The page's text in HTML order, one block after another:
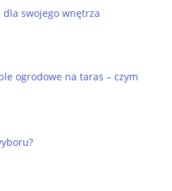
swojego wnętrza
ogrodowe na taras – czym